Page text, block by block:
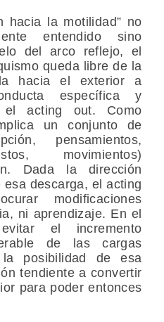
hacia la motilidad” no
entendido sino
del arco reflejo, el
queda libre de la
hacia el exterior a
específica y
acting out. Como
un conjunto de
pensamientos,
movimientos)
Dada la dirección
descarga, el acting
modificaciones
ni aprendizaje. En el
el incremento
de las cargas
posibilidad de esa
tendiente a convertir
para poder entonces